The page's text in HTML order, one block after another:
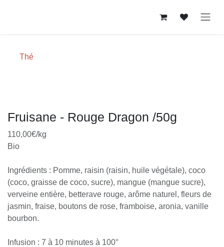
Thé
Fruisane - Rouge Dragon /50g
110,00€/kg
Bio
Ingrédients : Pomme, raisin (raisin, huile végétale), coco
(coco, graisse de coco, sucre), mangue (mangue sucre),
verveine entière, betterave rouge, arôme naturel, fleurs de
jasmin, fraise, boutons de rose, framboise, aronia, vanille
bourbon.
Infusion : 7 à 10 minutes à 100°